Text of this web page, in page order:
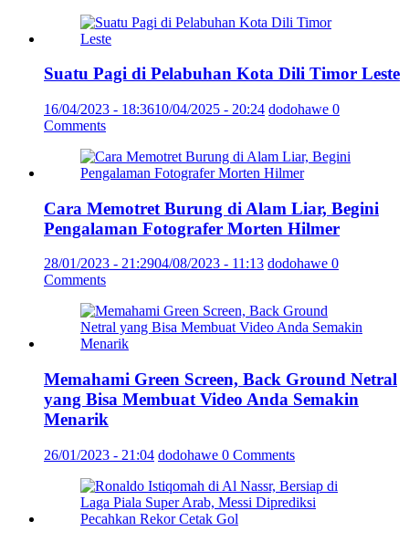
Suatu Pagi di Pelabuhan Kota Dili Timor Leste
16/04/2023 - 18:3610/04/2025 - 20:24 dodohawe 0
Comments
Cara Memotret Burung di Alam Liar, Begini
Pengalaman Fotografer Morten Hilmer
28/01/2023 - 21:2904/08/2023 - 11:13 dodohawe 0
Comments
Memahami Green Screen, Back Ground Netral
yang Bisa Membuat Video Anda Semakin
Menarik
26/01/2023 - 21:04 dodohawe 0 Comments